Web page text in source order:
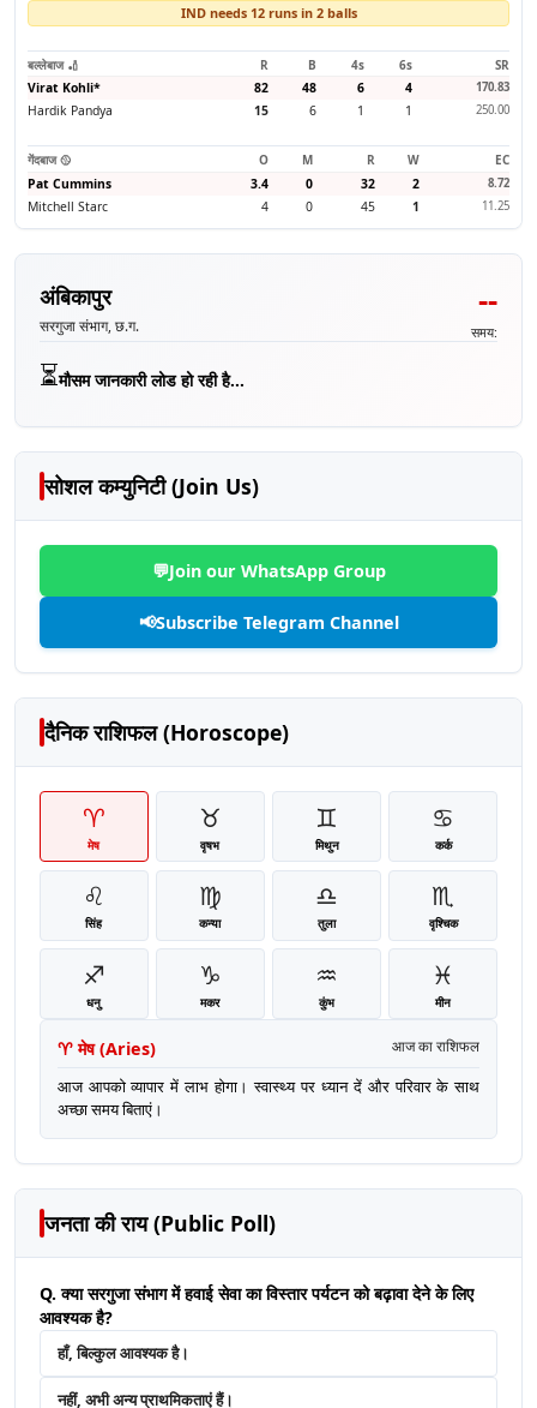
IND needs 12 runs in 2 balls
बल्लेबाज 🏏 R B 4s 6s
SR
Virat Kohli* 82 48 6 4 170.83
Hardik Pandya 15 6 1 1 250.00
गेंदबाज 🥎 O M R W
EC
Pat Cummins
3.4 0 32 2 8.72
Mitchell Starc 4 0 45 1 11.25
अंबिकापुर
सरगुजा संभाग, छ.ग.
--
समय:
⏳मौसम जानकारी लोड हो रही है...
सोशल कम्युनिटी (Join Us)
💬Join our WhatsApp Group
📢Subscribe Telegram Channel
दैनिक राशिफल (Horoscope)
♈
मेष
♉
वृषभ
♊
मिथुन
♋
कर्क
♌
सिंह
♍
कन्या
♎
तुला
♏
वृश्चिक
♐
धनु
♑
मकर
♒
कुंभ
♓
मीन
♈ मेष(Aries) आज का राशिफल
आज आपको व्यापार में लाभ होगा। स्वास्थ्य पर ध्यान दें और परिवार के साथ
अच्छा समय बिताएं।
जनता की राय (Public Poll)
Q. क्या सरगुजा संभाग में हवाई सेवा का विस्तार पर्यटन को बढ़ावा देने के लिए
आवश्यक है?
हाँ, बिल्कुल आवश्यक है।
नहीं, अभी अन्य प्राथमिकताएं हैं।